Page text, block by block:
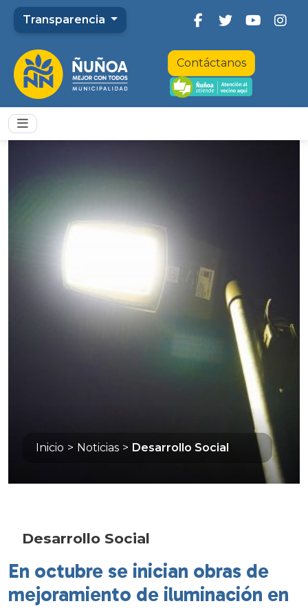
Transparencia
Contáctanos
Inicio > Noticias > Desarrollo Social
Desarrollo Social
En octubre se inician obras de
mejoramiento de iluminación en